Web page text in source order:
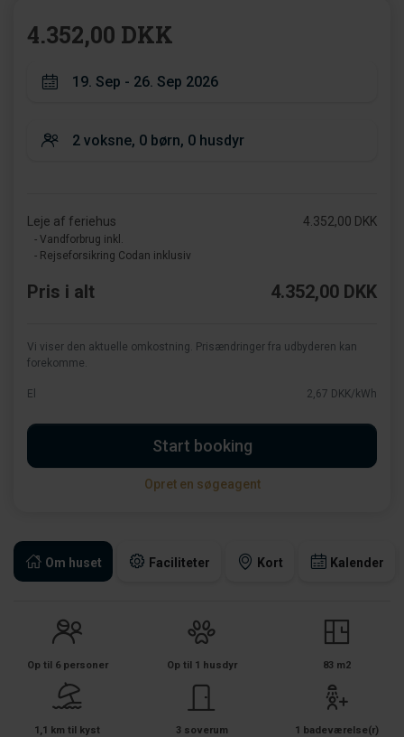
Om huset Faciliteter Kort Kalender
Op til 6 personer Op til 1 husdyr 83 m2
1,1 km til kyst 3 soverum 1 badeværelse(r)
4.352,00 DKK
Leje af feriehus
- Vandforbrug inkl.
- Rejseforsikring Codan inklusiv
4.352,00 DKK
Pris i alt 4.352,00 DKK
Vi viser den aktuelle omkostning. Prisændringer fra udbyderen kan
forekomme.
El 2,67 DKK/kWh
Start booking
Opret en søgeagent